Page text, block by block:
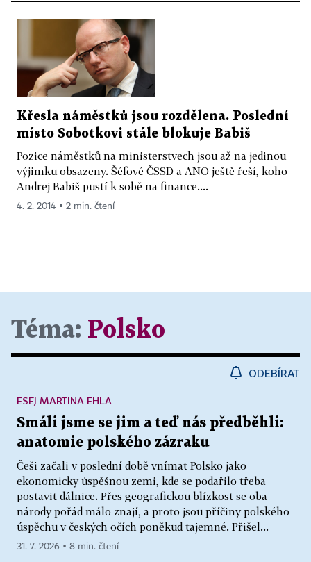
Křesla náměstků jsou rozdělena. Poslední
místo Sobotkovi stále blokuje Babiš
Pozice náměstků na ministerstvech jsou až na jedinou
výjimku obsazeny. Šéfové ČSSD a ANO ještě řeší, koho
Andrej Babiš pustí k sobě na finance....
4. 2. 2014 ▪ 2 min. čtení
Téma: Polsko
ODEBÍRAT
Smáli jsme se jim a teď nás předběhli:
anatomie polského zázraku
Češi začali v poslední době vnímat Polsko jako
ekonomicky úspěšnou zemi, kde se podařilo třeba
postavit dálnice. Přes geografickou blízkost se oba
národy pořád málo znají, a proto jsou příčiny polského
úspěchu v českých očích poněkud tajemné. Přišel...
ESEJ MARTINA EHLA
31. 7. 2026 ▪ 8 min. čtení